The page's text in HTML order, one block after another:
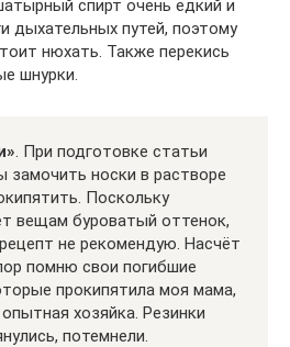
спирт очень едкий и
дыхательных путей, поэтому
нюхать. Также перекись
шнурки.
. При подготовке статьи
замочить носки в растворе
Поскольку
вещам буроватый оттенок,
не рекомендую. Насчёт
помню свои погибшие
прокипятила моя мама,
хозяйка. Резинки
потемнели.